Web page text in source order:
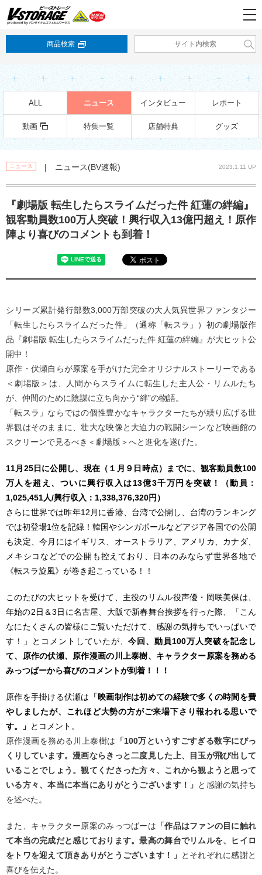
商品検索
ALL ニュース インタビュー レポート
動画 特集一覧 店舗特典 グッズ
ニュース | ニュース(BV速報) 2023.1.11 UP
『劇場版 転生したらスライムだった件 紅蓮の絆編』
観客動員数100万人突破！興行収入13億円超え！原作
陣より喜びのコメントも到着！
シリーズ累計発行部数3,000万部突破の大人気異世界ファンタジー
「転生したらスライムだった件」（通称「転スラ」）初の劇場版作
品『劇場版 転生したらスライムだった件 紅蓮の絆編』が大ヒット公
開中！
原作・伏瀬自らが原案を手がけた完全オリジナルストーリーである
＜劇場版＞は、人間からスライムに転生した主人公・リムルたち
が、仲間のために陰謀に立ち向かう“絆”の物語。
「転スラ」ならではの個性豊かなキャラクターたちが繰り広げる世
界観はそのままに、壮大な映像と大迫力の戦闘シーンなど映画館の
スクリーンで見るべき＜劇場版＞へと進化を遂げた。
11月25日に公開し、現在（１月９日時点）までに、観客動員数100
万人を超え、ついに興行収入は13億3千万円を突破！（動員：
1,025,451人/興行収入：1,338,376,320円）
さらに世界では昨年12月に香港、台湾で公開し、台湾のランキング
では初登場1位を記録！韓国やシンガポールなどアジア各国での公開
も決定、今月にはイギリス、オーストラリア、アメリカ、カナダ、
メキシコなどでの公開も控えており、日本のみならず世界各地で
《転スラ旋風》が巻き起こっている！！
このたびの大ヒットを受けて、主役のリムル役声優・岡咲美保は、
年始の2日＆3日に名古屋、大阪で新春舞台挨拶を行った際、「こん
なにたくさんの皆様にご覧いただけて、感謝の気持ちでいっぱいで
す！」とコメントしていたが、今回、動員100万人突破を記念し
て、原作の伏瀬、原作漫画の川上泰樹、キャラクター原案を務める
みっつばーから喜びのコメントが到着！！！
原作を手掛ける伏瀬は
「映画制作は初めての経験で多くの時間を費
やしましたが、これほど大勢の方がご来場下さり報われる思いで
す。」 とコメント。
原作漫画を務める川上泰樹は 「100万というすごすぎる数字にびっ
くりしています。漫画ならきっと二度見した上、目玉が飛び出して
いることでしょう。観てくださった方々、これから観ようと思って
いる方々、本当に本当にありがとうございます！」 と感謝の気持ち
を述べた。
また、キャラクター原案のみっつばーは 「作品はファンの目に触れ
て本当の完成だと感じております。最高の舞台でリムルを、ヒイロ
をトワを迎えて頂きありがとうございます！」 とそれぞれに感謝と
喜びを伝えた。